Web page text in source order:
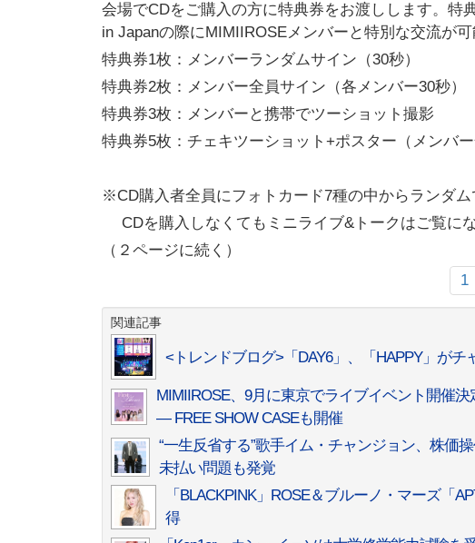
会場でCDをご購入の方に特典券をお渡しします。 特
in Japanの際にMIMIIROSEメンバーと特別な交流が
特典券1枚：メンバーランダムサイン（30秒）
特典券2枚：メンバー全員サイン（各メンバー30秒）
特典券3枚：メンバーと携帯でツーショット撮影
特典券5枚：チェキツーショット+ポスター（ メンバ
※CD購入者全員にフォトカード7種の中からランダ
CDを購入しなくてもミニライブ&トークはご覧にな
（２ページに続く）
1
関連記事
<トレンドブログ>「DAY6」、「HAPPY」がチ
MIMIIROSE、9月に東京でライブイベント開催
— FREE SHOW CASEも開催
“一生反省する”歌手イム・チャンジョン、株
未払い問題も発覚
「BLACKPINK」ROSE＆ブルーノ・マーズ「
得